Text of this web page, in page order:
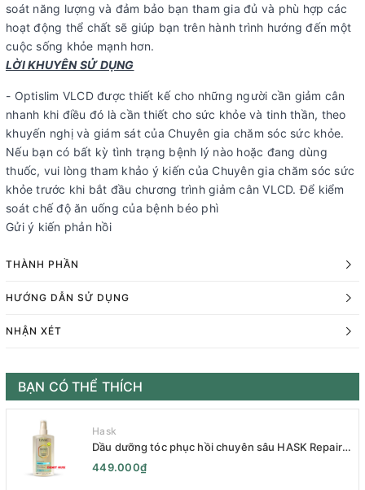
soát năng lượng và đảm bảo bạn tham gia đủ và phù hợp các
hoạt động thể chất sẽ giúp bạn trên hành trình hướng đến một
cuộc sống khỏe mạnh hơn.
LỜI KHUYÊN SỬ DỤNG
- Optislim VLCD được thiết kế cho những người cần giảm cân
nhanh khi điều đó là cần thiết cho sức khỏe và tinh thần, theo
khuyến nghị và giám sát của Chuyên gia chăm sóc sức khỏe.
Nếu bạn có bất kỳ tình trạng bệnh lý nào hoặc đang dùng
thuốc, vui lòng tham khảo ý kiến ​​của Chuyên gia chăm sóc sức
khỏe trước khi bắt đầu chương trình giảm cân VLCD. Để kiểm
soát chế độ ăn uống của bệnh béo phì
Gửi ý kiến phản hồi
THÀNH PHẦN
HƯỚNG DẪN SỬ DỤNG
NHẬN XÉT
BẠN CÓ THỂ THÍCH
Hask
Dầu dưỡng tóc phục hồi chuyên sâu HASK Repair
Series 120mL- HASK Repair Series Intensive Repair
449.000₫